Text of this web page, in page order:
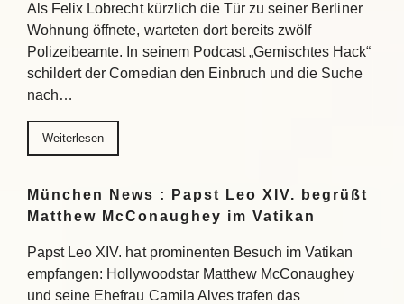
Als Felix Lobrecht kürzlich die Tür zu seiner Berliner
Wohnung öffnete, warteten dort bereits zwölf
Polizeibeamte. In seinem Podcast „Gemischtes Hack“
schildert der Comedian den Einbruch und die Suche
nach…
Weiterlesen
München News : Papst Leo XIV. begrüßt
Matthew McConaughey im Vatikan
Papst Leo XIV. hat prominenten Besuch im Vatikan
empfangen: Hollywoodstar Matthew McConaughey
und seine Ehefrau Camila Alves trafen das